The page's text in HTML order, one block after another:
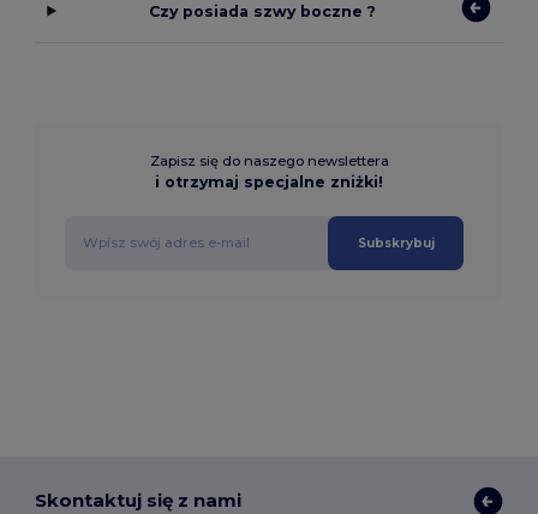
Czy posiada szwy boczne ?
Zapisz się do naszego newslettera
i otrzymaj specjalne zniżki!
Subskrybuj
Skontaktuj się z nami